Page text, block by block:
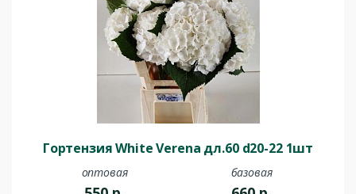
Гортензия White Verena дл.60 d20-22 1шт
оптовая базовая